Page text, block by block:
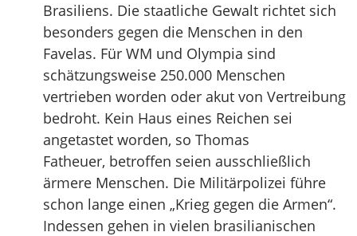
Brasiliens. Die staatliche Gewalt richtet sich
besonders gegen die Menschen in den
Favelas. Für WM und Olympia sind
schätzungsweise 250.000 Menschen
vertrieben worden oder akut von Vertreibung
bedroht. Kein Haus eines Reichen sei
angetastet worden, so Thomas
Fatheuer, betroffen seien ausschließlich
ärmere Menschen. Die Militärpolizei führe
schon lange einen „Krieg gegen die Armen“.
Indessen gehen in vielen brasilianischen